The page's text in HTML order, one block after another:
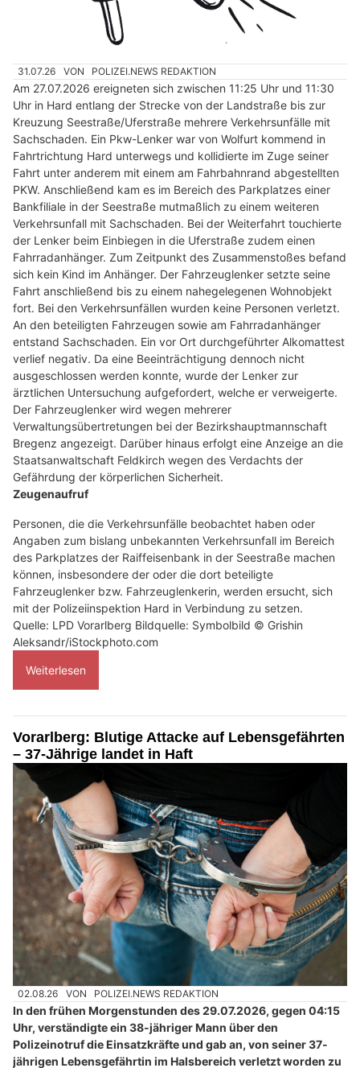
31.07.26 VON POLIZEI.NEWS REDAKTION
Am 27.07.2026 ereigneten sich zwischen 11:25 Uhr und 11:30
Uhr in Hard entlang der Strecke von der Landstraße bis zur
Kreuzung Seestraße/Uferstraße mehrere Verkehrsunfälle mit
Sachschaden. Ein Pkw-Lenker war von Wolfurt kommend in
Fahrtrichtung Hard unterwegs und kollidierte im Zuge seiner
Fahrt unter anderem mit einem am Fahrbahnrand abgestellten
PKW. Anschließend kam es im Bereich des Parkplatzes einer
Bankfiliale in der Seestraße mutmaßlich zu einem weiteren
Verkehrsunfall mit Sachschaden. Bei der Weiterfahrt touchierte
der Lenker beim Einbiegen in die Uferstraße zudem einen
Fahrradanhänger. Zum Zeitpunkt des Zusammenstoßes befand
sich kein Kind im Anhänger. Der Fahrzeuglenker setzte seine
Fahrt anschließend bis zu einem nahegelegenen Wohnobjekt
fort. Bei den Verkehrsunfällen wurden keine Personen verletzt.
An den beteiligten Fahrzeugen sowie am Fahrradanhänger
entstand Sachschaden. Ein vor Ort durchgeführter Alkomattest
verlief negativ. Da eine Beeinträchtigung dennoch nicht
ausgeschlossen werden konnte, wurde der Lenker zur
ärztlichen Untersuchung aufgefordert, welche er verweigerte.
Der Fahrzeuglenker wird wegen mehrerer
Verwaltungsübertretungen bei der Bezirkshauptmannschaft
Bregenz angezeigt. Darüber hinaus erfolgt eine Anzeige an die
Staatsanwaltschaft Feldkirch wegen des Verdachts der
Gefährdung der körperlichen Sicherheit.
Zeugenaufruf
Personen, die die Verkehrsunfälle beobachtet haben oder
Angaben zum bislang unbekannten Verkehrsunfall im Bereich
des Parkplatzes der Raiffeisenbank in der Seestraße machen
können, insbesondere der oder die dort beteiligte
Fahrzeuglenker bzw. Fahrzeuglenkerin, werden ersucht, sich
mit der Polizeiinspektion Hard in Verbindung zu setzen.
Quelle: LPD Vorarlberg Bildquelle: Symbolbild © Grishin
Aleksandr/iStockphoto.com
Weiterlesen
Vorarlberg: Blutige Attacke auf Lebensgefährten
– 37-Jährige landet in Haft
02.08.26 VON POLIZEI.NEWS REDAKTION
In den frühen Morgenstunden des 29.07.2026, gegen 04:15
Uhr, verständigte ein 38-jähriger Mann über den
Polizeinotruf die Einsatzkräfte und gab an, von seiner 37-
jährigen Lebensgefährtin im Halsbereich verletzt worden zu